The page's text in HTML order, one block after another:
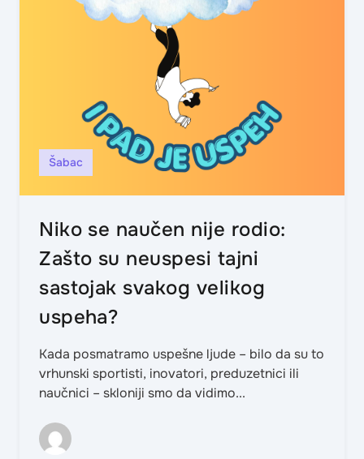
Šabac
Niko se naučen nije rodio:
Zašto su neuspesi tajni
sastojak svakog velikog
uspeha?
Kada posmatramo uspešne ljude – bilo da su to
vrhunski sportisti, inovatori, preduzetnici ili
naučnici – skloniji smo da vidimo...